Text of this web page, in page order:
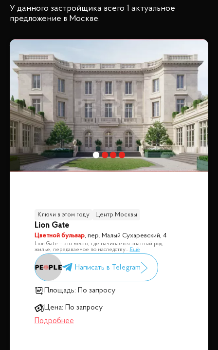
У данного застройщика всего 1 актуальное
предложение в Москве.
Ключи в этом году Центр Москвы
Lion Gate
Цветной бульвар, пер. Малый Сухаревский, 4
Lion Gate – это место, где начинается знатный род,
жилье, передаваемое по наследству... Ещё
Площадь: По запросу
Цена: По запросу